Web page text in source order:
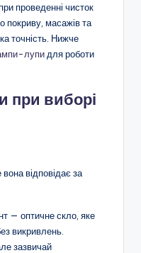
проведенні чисток
покриву, масажів та
точність. Нижче
лупи для роботи
при виборі
відповідає за
— оптичне скло, яке
викривлень.
зазвичай